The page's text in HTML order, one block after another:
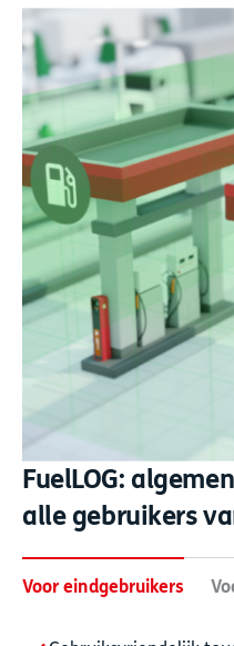
FuelLOG:
alle gebruikers
Voor eindgebruikers